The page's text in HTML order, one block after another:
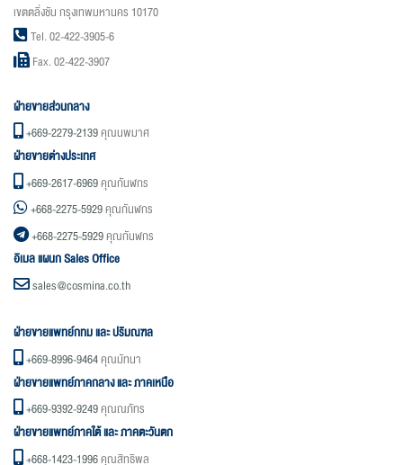
เขตตลิ่งชัน กรุงเทพมหานคร 10170
Tel. 02-422-3905-6
Fax. 02-422-3907
ฝ่ายขายส่วนกลาง
+669-2279-2139คุณนพมาศ
ฝ่ายขายต่างประเทศ
+669-2617-6969คุณกันฬกร
+668-2275-5929คุณกันฬกร
+668-2275-5929คุณกันฬกร
อิเมล แผนก Sales Office
sales@cosmina.co.th
ฝ่ายขายแพทย์กทม และ ปริมณฑล
+669-8996-9464คุณมัทนา
ฝ่ายขายแพทย์ภาคกลาง และ ภาคเหนือ
+669-9392-9249คุณณภัทร
ฝ่ายขายแพทย์ภาคใต้ และ ภาคตะวันตก
+668-1423-1996คุณสิทธิพล